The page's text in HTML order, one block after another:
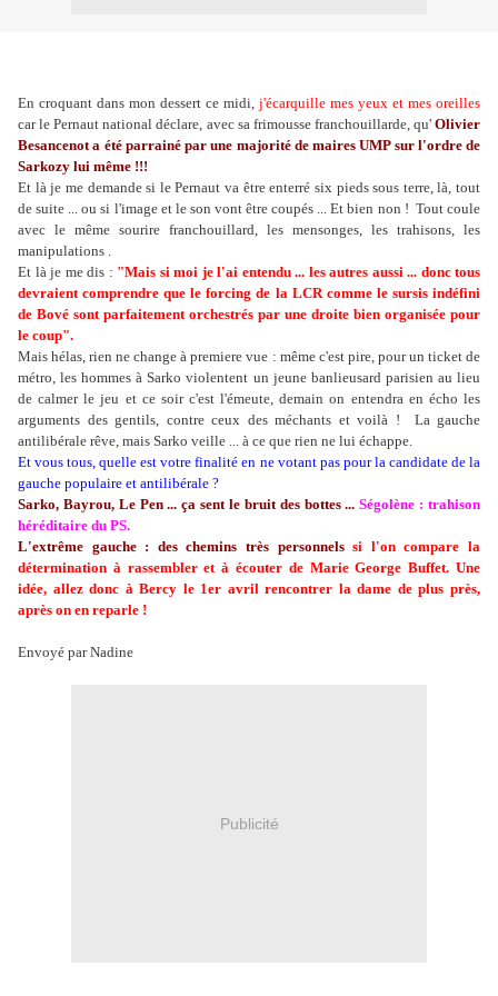
En croquant dans mon dessert ce midi, j'écarquille mes yeux et mes oreilles
car le Pernaut national déclare, avec sa frimousse franchouillarde, qu' Olivier
Besancenot a été parrainé par une majorité de maires UMP sur l'ordre de
Sarkozy lui même !!!
Et là je me demande si le Pernaut va être enterré six pieds sous terre, là, tout
de suite ... ou si l'image et le son vont être coupés ... Et bien non ! Tout coule
avec le même sourire franchouillard, les mensonges, les trahisons, les
manipulations .
Et là je me dis : "Mais si moi je l'ai entendu ... les autres aussi ... donc tous
devraient comprendre que le forcing de la LCR comme le sursis indéfini
de Bové sont parfaitement orchestrés par une droite bien organisée pour
le coup".
Mais hélas, rien ne change à premiere vue : même c'est pire, pour un ticket de
métro, les hommes à Sarko violentent un jeune banlieusard parisien au lieu
de calmer le jeu et ce soir c'est l'émeute, demain on entendra en écho les
arguments des gentils, contre ceux des méchants et voilà ! La gauche
antilibérale rêve, mais Sarko veille ... à ce que rien ne lui échappe.
Et vous tous, quelle est votre finalité en ne votant pas pour la candidate de la
gauche populaire et antilibérale ?
Sarko, Bayrou, Le Pen ... ça sent le bruit des bottes ... Ségolène : trahison
héréditaire du PS.
L'extrême gauche : des chemins très personnelssi l'on compare la
détermination à rassembler et à écouter de Marie George Buffet. Une
idée, allez donc à Bercy le 1er avril rencontrer la dame de plus près,
après on en reparle !
Envoyé par Nadine
Publicité